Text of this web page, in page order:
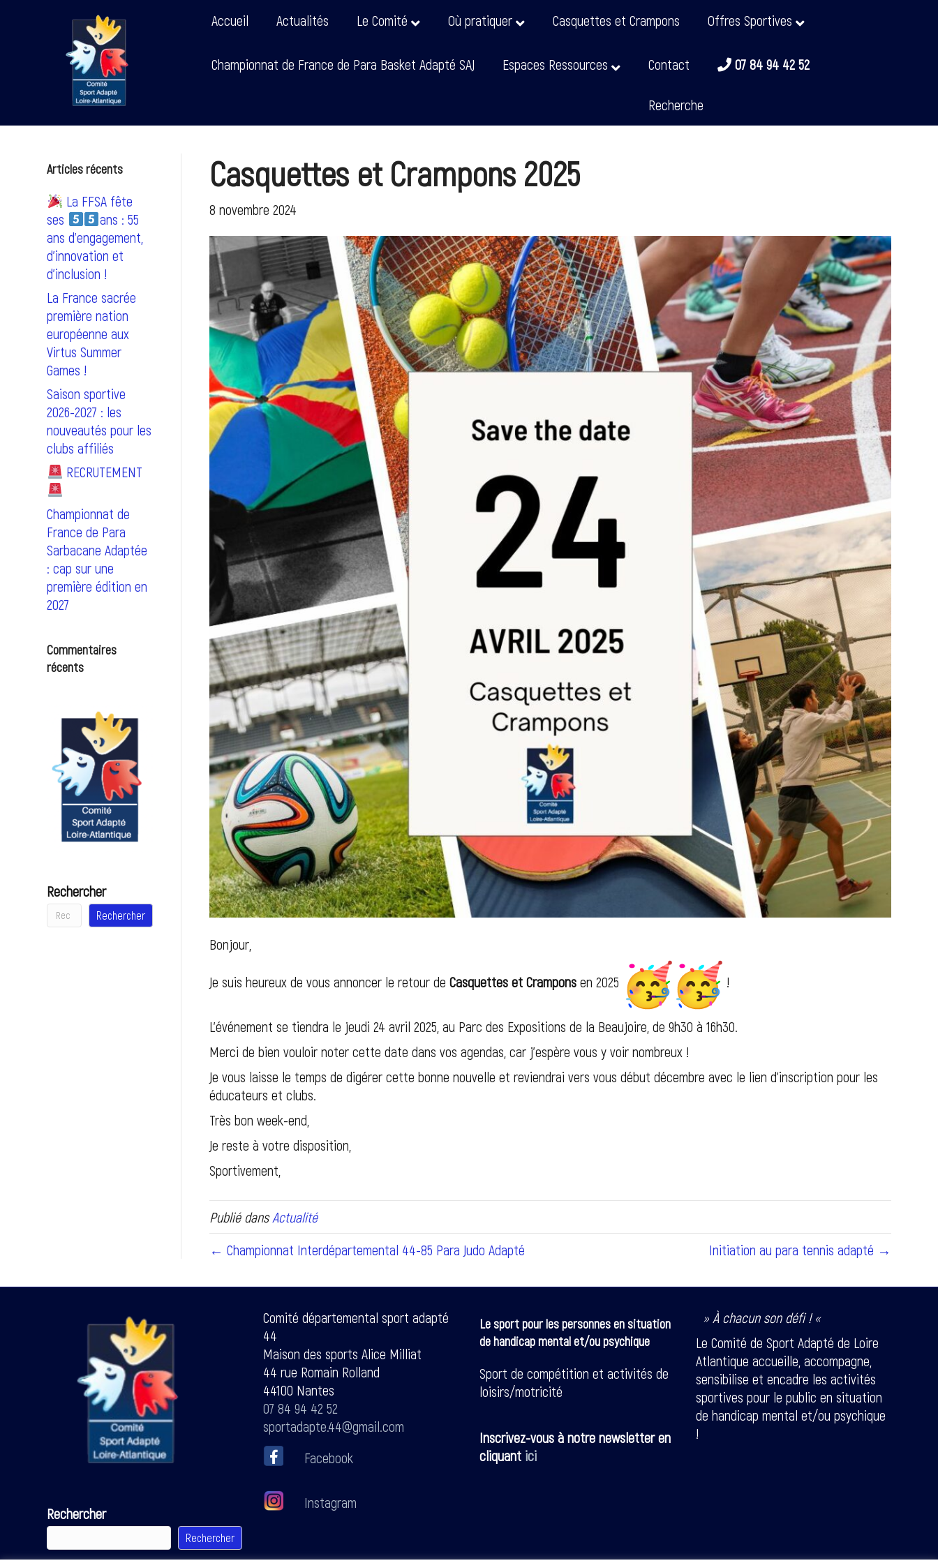
Accueil Actualités Le Comité Où pratiquer Casquettes et Crampons Offres Sportives
Championnat de France de Para Basket Adapté SAJ Espaces Ressources Contact 07 84 94 42 52
Recherche
Articles récents
La FFSA fête
ses
ans : 55
ans d’engagement,
d’innovation et
d’inclusion !
La France sacrée
première nation
européenne aux
Virtus Summer
Games !
Saison sportive
2026-2027 : les
nouveautés pour les
clubs affiliés
RECRUTEMENT
Championnat de
France de Para
Sarbacane Adaptée
: cap sur une
première édition en
2027
Commentaires
récents
Rechercher
Rechercher
Casquettes et Crampons 2025
8 novembre 2024
Bonjour,
Je suis heureux de vous annoncer le retour de Casquettes et Cramponsen 2025 !
L’événement se tiendra le jeudi 24 avril 2025, au Parc des Expositions de la Beaujoire, de 9h30 à 16h30.
Merci de bien vouloir noter cette date dans vos agendas, car j’espère vous y voir nombreux !
Je vous laisse le temps de digérer cette bonne nouvelle et reviendrai vers vous début décembre avec le lien d’inscription pour les
éducateurs et clubs.
Très bon week-end,
Je reste à votre disposition,
Sportivement,
Publié dansActualité
← Championnat Interdépartemental 44-85 Para Judo Adapté
Initiation au para tennis adapté →
Rechercher
Rechercher
Comité départemental sport adapté
44
Maison des sports Alice Milliat
44 rue Romain Rolland
44100 Nantes
07 84 94 42 52
sportadapte.44@gmail.com
Facebook
Instagram
Le sport pour les personnes en situation
de handicap mental et/ou psychique
Sport de compétition et activités de
loisirs/motricité
Inscrivez-vous à notre newsletter en
cliquant ici
» À chacun son défi ! «
Le Comité de Sport Adapté de Loire
Atlantique accueille, accompagne,
sensibilise et encadre les activités
sportives pour le public en situation
de handicap mental et/ou psychique
!